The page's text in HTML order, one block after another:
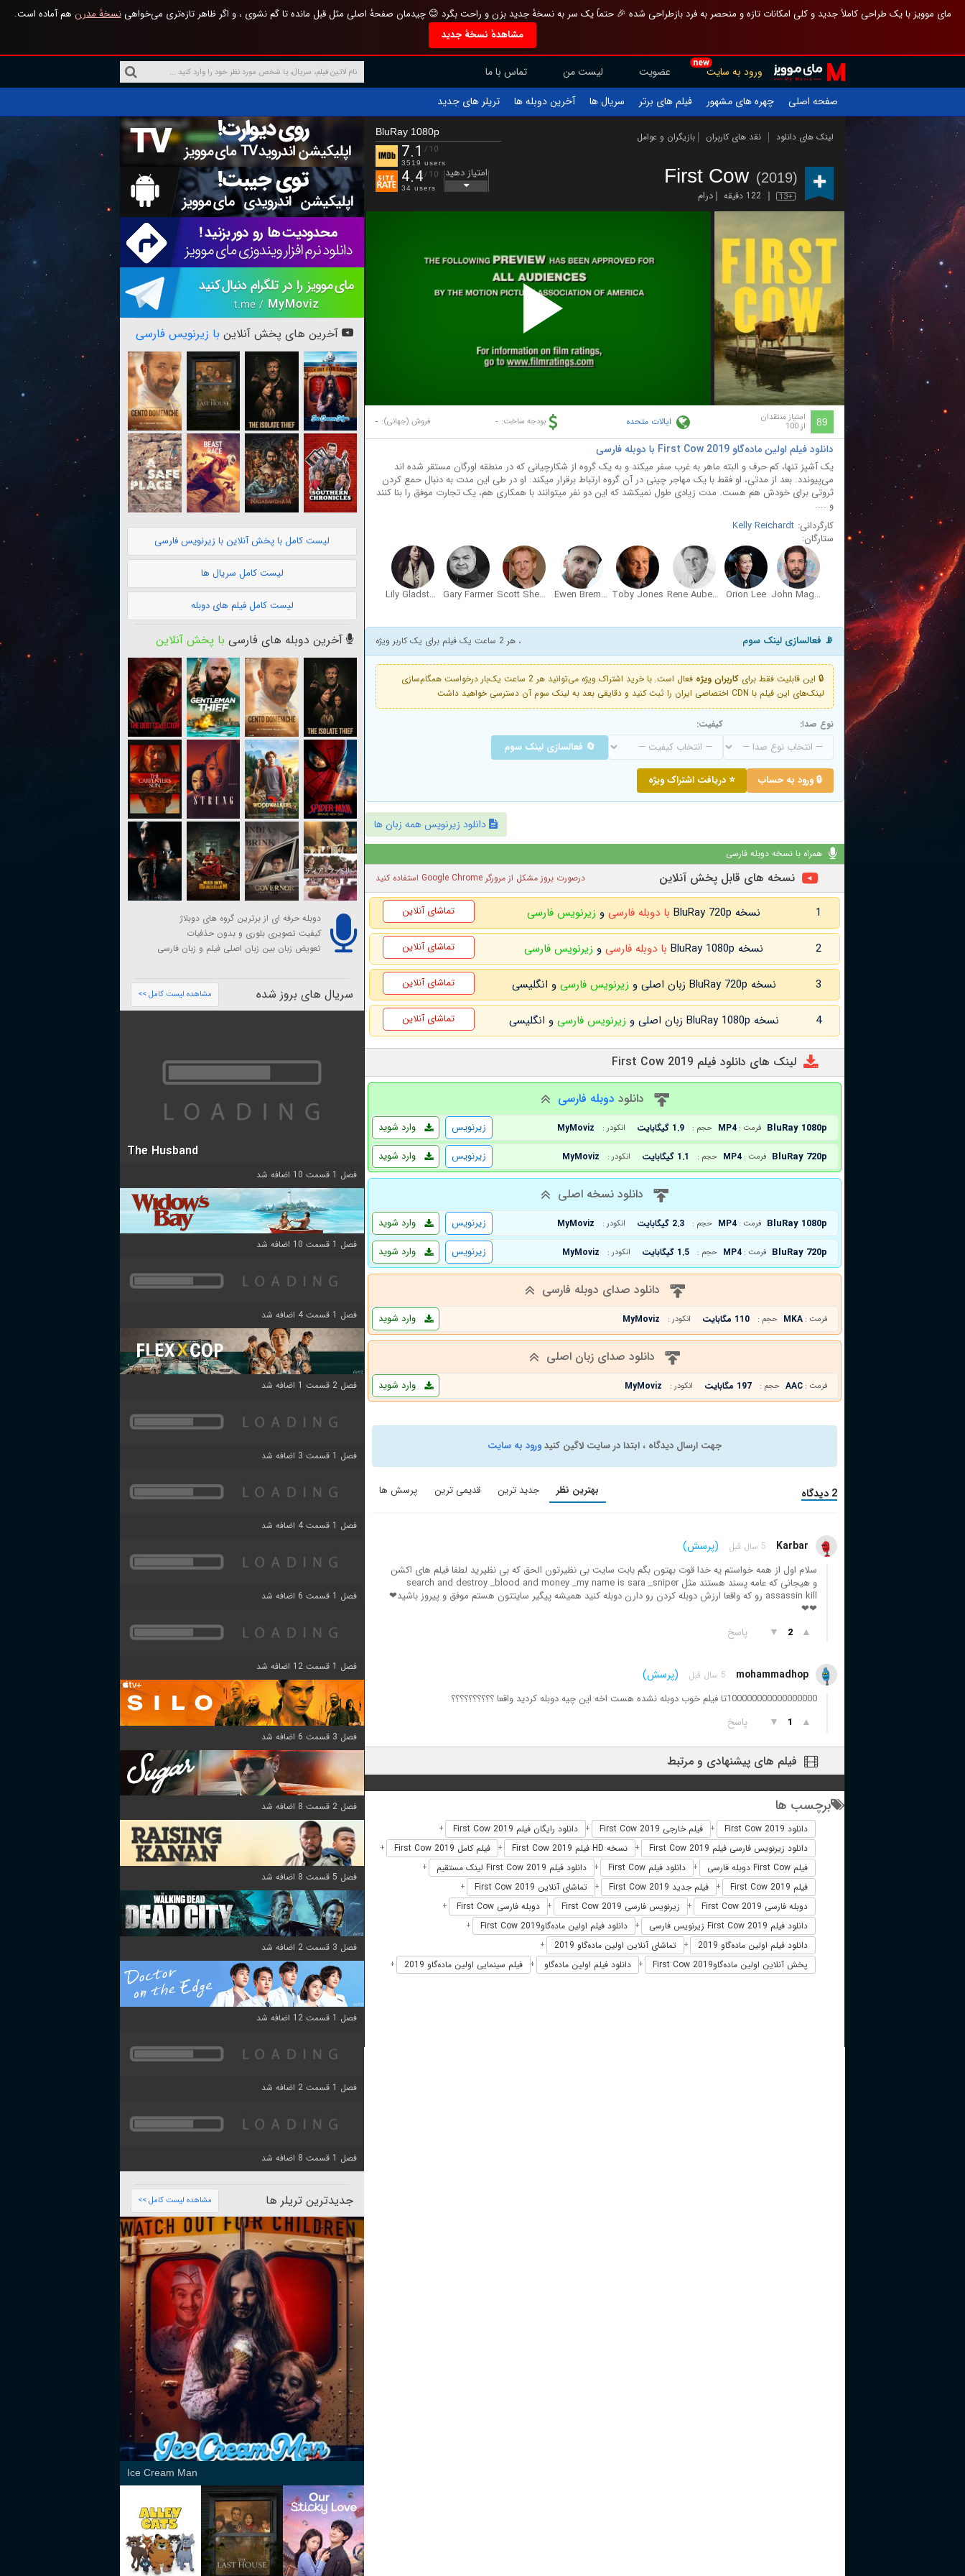
مای موویز با یک طراحی کاملاً جدید و کلی امکانات تازه و منحصر به فرد بازطراحی شده 🎉 حتماً یک سر به نسخهٔ جدید بزن و راحت بگرد 😊 چیدمان صفحهٔ اصلی مثل قبل مانده تا گم نشوی ، و اگر ظاهر تازه‌تری می‌خواهینسخهٔ مدرن هم آماده است.
مشاهدهٔ نسخهٔ جدید
new
ورود به سایت عضویت لیست من
تماس با ما
صفحه اصلی
چهره های مشهور فیلم های برتر سریال ها آخرین دوبله ها تریلر های جدید
لینک های دانلود نقد های کاربران بازیگران و عوامل
First Cow (2019)
13+ 122 دقیقه درام
BluRay 1080p
7.1 /10
3519 users
4.4/10
34 users
امتیاز دهید
Play
Video
89 امتیاز منتقدان
از 100 ایالات متحده بودجه ساخت: - فروش (جهانی): -
دانلود فیلم اولین ماده‌گاو First Cow 2019 با دوبله فارسی
یک آشپز تنها، کم حرف و البته ماهر به غرب سفر میکند و به یک گروه از شکارچیانی که در منطقه اورگان مستقر شده اند
می‌پیوندد. بعد از مدتی، او فقط با یک مهاجر چینی در آن گروه ارتباط برقرار میکند. او در طی این مدت به دنبال حمع کردن
ثروتی برای خودش هم هست. مدت زیادی طول نمیکشد که این دو نفر میتوانند با همکاری هم، یک تجارت موفق را بنا کنند
و ....
کارگردانی: Kelly Reichardt
ستارگان:
John Magaro
Orion Lee
Rene Auberjonois
Toby Jones
Ewen Bremner
Scott Shepherd
Gary Farmer
Lily Gladstone
📡 فعالسازی لینک سوم ، هر 2 ساعت یک فیلم برای یک کاربر ویژه
🔒 این قابلیت فقط برای کاربران ویژه
فعال است. با خرید اشتراک ویژه می‌توانید هر 2 ساعت یک‌بار درخواست همگام‌سازی
لینک‌های این فیلم با CDN اختصاصی ایران را ثبت کنید و دقایقی بعد به لینک سوم آن دسترسی خواهید داشت
نوع صدا: کیفیت:
🔄 فعالسازی لینک سوم
🔒 ورود به حساب ⭐ دریافت اشتراک ویژه
دانلود زیرنویس همه زبان ها
همراه با نسخه دوبله فارسی
نسخه های قابل پخش آنلاین درصورت بروز مشکل از مرورگر Google Chrome استفاده کنید
1 نسخه BluRay 720p با دوبله فارسی و زیرنویس فارسی تماشای آنلاین
2 نسخه BluRay 1080p با دوبله فارسی و زیرنویس فارسی تماشای آنلاین
3 نسخه BluRay 720p زبان اصلی و زیرنویس فارسی و انگلیسی تماشای آنلاین
4 نسخه BluRay 1080p زبان اصلی و زیرنویس فارسی و انگلیسی تماشای آنلاین
لینک های دانلود فیلم First Cow 2019
دانلود دوبله فارسی
BluRay 1080p فرمت : MP4 حجم : 1.9 گیگابایت انکودر : MyMoviz وارد شوید
زیرنویس
BluRay 720p فرمت : MP4 حجم : 1.1 گیگابایت انکودر : MyMoviz وارد شوید زیرنویس
دانلود نسخه اصلی
BluRay 1080p فرمت : MP4 حجم : 2.3 گیگابایت انکودر : MyMoviz وارد شوید
زیرنویس
BluRay 720p فرمت : MP4 حجم : 1.5 گیگابایت انکودر : MyMoviz وارد شوید زیرنویس
دانلود صدای دوبله فارسی
فرمت : MKA حجم : 110 مگابایت انکودر : MyMoviz وارد شوید
دانلود صدای زبان اصلی
فرمت : AAC حجم : 197 مگابایت انکودر : MyMoviz وارد شوید
جهت ارسال دیدگاه ، ابتدا در سایت لاگین کنیدورود به سایت
2 دیدگاه بهترین نظر جدید ترین قدیمی ترین پرسش ها
Karbar 5 سال قبل (پرسش)
سلام اول از همه خواستم یه خدا قوت بهتون بگم بابت سایت بی نظیرتون الحق که بی نظیرید لطفا فیلم های اکشن
و هیجانی که عامه پسند هستند مثل search and destroy _blood and money _my name is sara _sniper
assassin kill رو که واقعا ارزش دوبله کردن رو دارن دوبله کنید همیشه پیگیر سایتتون هستم موفق و پیروز باشید❤
❤❤
▲
2
▼ پاسخ
mohammadhop 5 سال قبل (پرسش)
100000000000000000تا فیلم خوب دوبله نشده هست اخه این چیه دوبله کردید واقعا ؟؟؟؟؟؟؟؟؟؟
▲
1
▼ پاسخ
فیلم های پیشنهادی و مرتبط
برچسب ها
دانلود First Cow 2019 + فیلم خارجی First Cow 2019 + دانلود رایگان فیلم First Cow 2019 +
دانلود زیرنویس فارسی فیلم First Cow 2019 + نسخه HD فیلم First Cow 2019 + فیلم کامل First Cow 2019 +
فیلم First Cow دوبله فارسی + دانلود فیلم First Cow + دانلود فیلم First Cow 2019 لینک مستقیم +
فیلم First Cow 2019 + فیلم جدید First Cow 2019 + تماشای آنلاین First Cow 2019 +
دوبله فارسی First Cow 2019 + زیرنویس فارسی First Cow 2019 + دوبله فارسی First Cow +
دانلود فیلم First Cow 2019 زیرنویس فارسی + دانلود فیلم اولین ماده‌گاوFirst Cow 2019 +
دانلود فیلم اولین ماده‌گاو 2019 + تماشای آنلاین اولین ماده‌گاو 2019 +
پخش آنلاین اولین ماده‌گاوFirst Cow 2019 + دانلود فیلم اولین ماده‌گاو + فیلم سینمایی اولین ماده‌گاو 2019 +
آخرین های پخش آنلاین با زیرنویس فارسی
لیست کامل با پخش آنلاین با زیرنویس فارسی
لیست کامل سریال ها
لیست کامل فیلم های دوبله
آخرین دوبله های فارسی با پخش آنلاین
دوبله حرفه ای از برترین گروه های دوبلاژ
کیفیت تصویری بلوری و بدون حذفیات
تعویض زبان بین زبان اصلی فیلم و زبان فارسی
سریال های بروز شده مشاهده لیست کامل >>
The Husband
فصل 1 قسمت 10 اضافه شد
فصل 1 قسمت 10 اضافه شد
فصل 1 قسمت 4 اضافه شد
فصل 2 قسمت 1 اضافه شد
فصل 1 قسمت 3 اضافه شد
فصل 1 قسمت 4 اضافه شد
فصل 1 قسمت 6 اضافه شد
فصل 1 قسمت 12 اضافه شد
فصل 3 قسمت 6 اضافه شد
فصل 2 قسمت 8 اضافه شد
فصل 5 قسمت 8 اضافه شد
فصل 3 قسمت 2 اضافه شد
فصل 1 قسمت 12 اضافه شد
فصل 1 قسمت 2 اضافه شد
فصل 1 قسمت 8 اضافه شد
جدیدترین تریلر ها مشاهده لیست کامل >>
Ice Cream Man